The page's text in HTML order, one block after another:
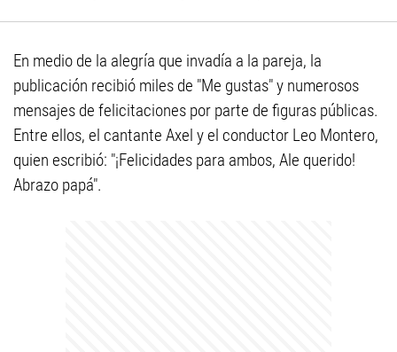
En medio de la alegría que invadía a la pareja, la
publicación recibió miles de "Me gustas" y numerosos
mensajes de felicitaciones por parte de figuras públicas.
Entre ellos, el cantante Axel y el conductor Leo Montero,
quien escribió: "¡Felicidades para ambos, Ale querido!
Abrazo papá".